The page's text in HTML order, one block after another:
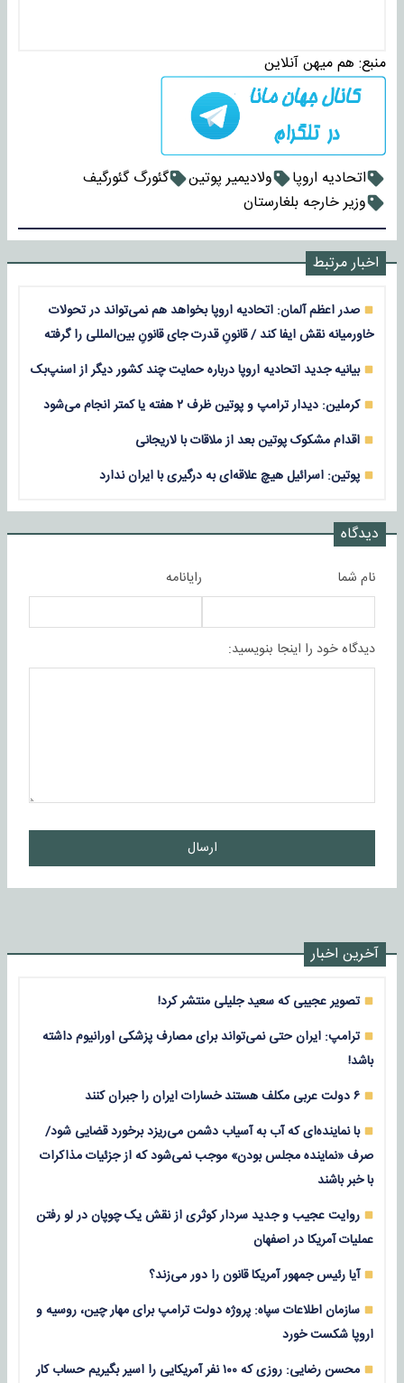
منبع: هم میهن آنلاین
اتحادیه اروپا ولادیمیر پوتین
گئورگ گئورگیف
وزیر خارجه بلغارستان
اخبار مرتبط
صدر اعظم آلمان: اتحادیه اروپا بخواهد هم نمی‌تواند در تحولات
خاورمیانه نقش ایفا کند / قانونِ قدرت جای قانونِ بین‌المللی را گرفته
بیانیه جدید اتحادیه اروپا درباره حمایت چند کشور دیگر از اسنپ‌بک
کرملین: دیدار ترامپ و پوتین ظرف ۲ هفته یا کمتر انجام می‌شود
اقدام مشکوک پوتین بعد از ملاقات با لاریجانی
پوتین: اسرائیل هیچ علاقه‌ای به درگیری با ایران ندارد
دیدگاه
نام شما رایانامه
دیدگاه خود را اینجا بنویسید:
ارسال
آخرین اخبار
تصویر عجیبی که سعید جلیلی منتشر کرد!
ترامپ: ایران حتی نمی‌تواند برای مصارف پزشکی اورانیوم داشته
باشد!
۶ دولت عربی مکلف هستند خسارات ایران را جبران کنند
با نماینده‌ای که آب به آسیاب دشمن می‌ریزد برخورد قضایی شود/
صرف «نماینده مجلس بودن» موجب نمی‌شود که از جزئیات مذاکرات
با خبر باشند
روایت عجیب و جدید سردار کوثری از نقش یک چوپان در لو رفتن
عملیات آمریکا در اصفهان
آیا رئیس جمهور آمریکا قانون را دور می‌زند؟
سازمان اطلاعات سپاه: پروژه دولت ترامپ برای مهار چین، روسیه و
اروپا شکست خورد
محسن رضایی: روزی که ۱۰۰ نفر آمریکایی را اسیر بگیریم حساب کار